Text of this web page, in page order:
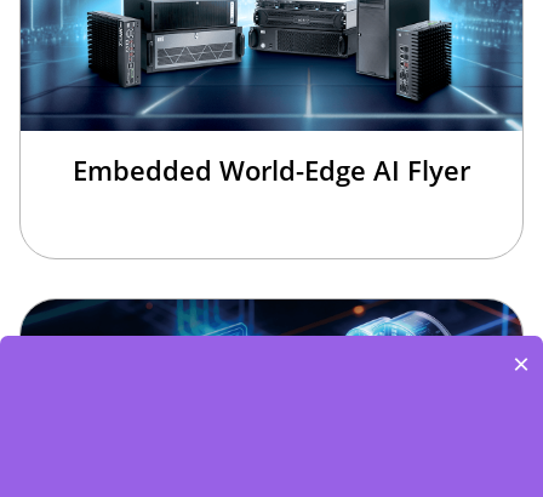
Embedded World-Edge AI Flyer
×